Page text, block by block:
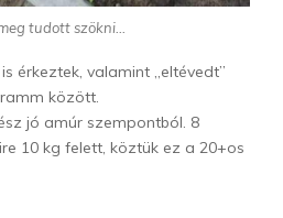
tudott szökni…
érkeztek, valamint „eltévedt”
között.
jó amúr szempontból. 8
10 kg felett, köztük ez a 20+os